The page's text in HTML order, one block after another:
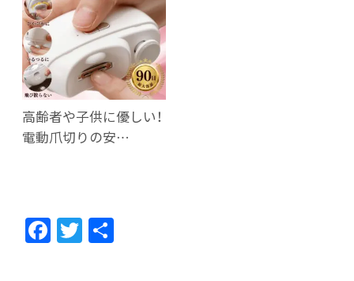
高齢者や子供に優しい！
電動爪切りの安…
F
ac
T
w